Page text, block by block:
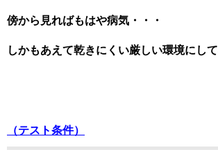
傍から見ればもはや病気・・・
しかもあえて乾きにくい厳しい環境にして
（テスト条件）